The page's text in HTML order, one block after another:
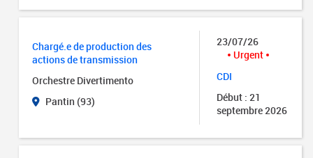
Chargé.e de production des
actions de transmission
Orchestre Divertimento
Pantin (93)
23/07/26
Urgent
CDI
Début : 21
septembre 2026